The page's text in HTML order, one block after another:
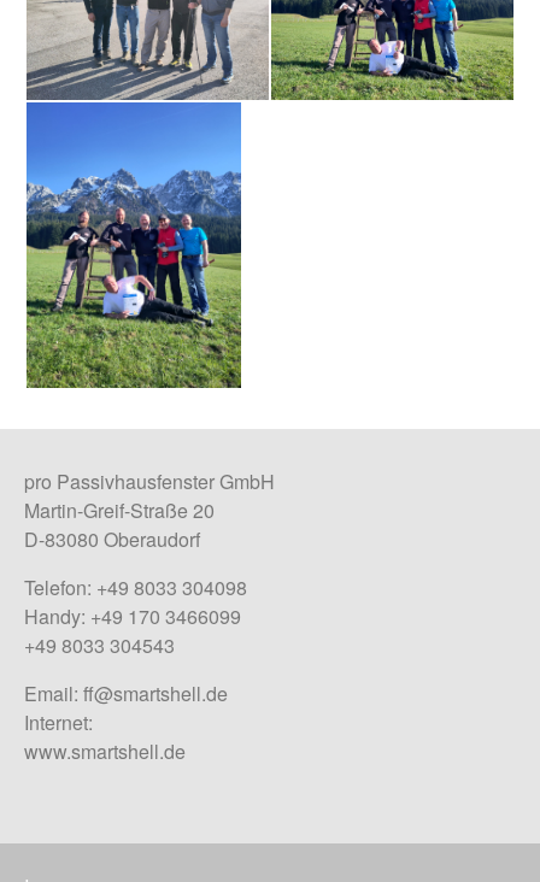
pro Passivhausfenster GmbH
Martin-Greif-Straße 20
D-83080 Oberaudorf
Telefon: +49 8033 304098
Handy: +49 170 3466099
+49 8033 304543
Email: ff@smartshell.de
Internet:
www.smartshell.de